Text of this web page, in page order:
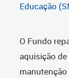
Educação
O Fundo
aquisição
manutenção